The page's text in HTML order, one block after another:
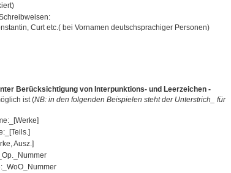
Curt etc.( bei Vornamen deutschsprachiger Personen)
Berücksichtigung von Interpunktions- und Leerzeichen -
ist (NB: in den folgenden Beispielen steht der Unterstrich_ für
Ausz.]